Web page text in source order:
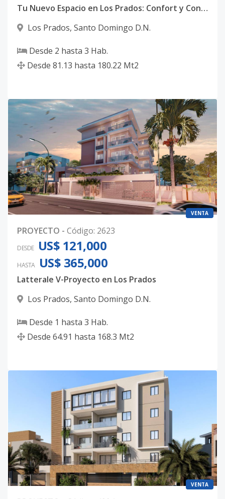
Tu Nuevo Espacio en Los Prados: Confort y Conveniencia en Aptos de 2 y 3 Habitaciones
Los Prados, Santo Domingo D.N.
Desde 2 hasta 3 Hab.
Desde 81.13 hasta 180.22 Mt2
VENTA
PROYECTO - Código: 2623
DESDE US$ 121,000
HASTA US$ 365,000
Latterale V-Proyecto en Los Prados
Los Prados, Santo Domingo D.N.
Desde 1 hasta 3 Hab.
Desde 64.91 hasta 168.3 Mt2
VENTA